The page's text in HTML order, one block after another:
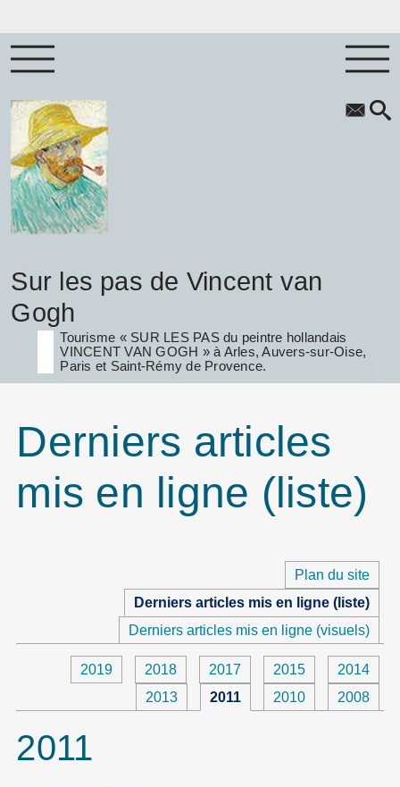
Sur les pas de Vincent van
Gogh
Tourisme « SUR LES PAS du peintre hollandais
VINCENT VAN GOGH » à Arles, Auvers-sur-Oise,
Paris et Saint-Rémy de Provence.
Derniers articles
mis en ligne (liste)
Plan du site
Derniers articles mis en ligne (liste)
Derniers articles mis en ligne (visuels)
2019 2018 2017 2015
2014
2013
2011 2010 2008
2011